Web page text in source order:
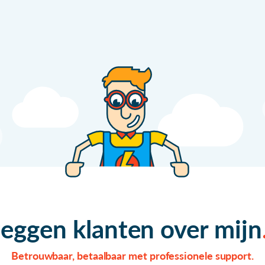
klanten over mijn
Betrouwbaar, betaalbaar met professionele support.